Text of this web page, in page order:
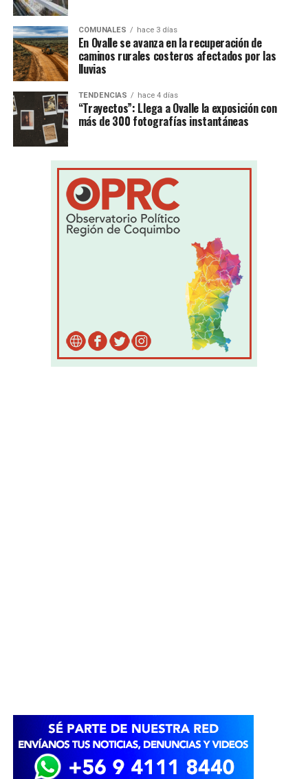
COMUNALES hace 3 días
En Ovalle se avanza en la recuperación de
caminos rurales costeros afectados por las
lluvias
TENDENCIAS hace 4 días
“Trayectos”: Llega a Ovalle la exposición con
más de 300 fotografías instantáneas